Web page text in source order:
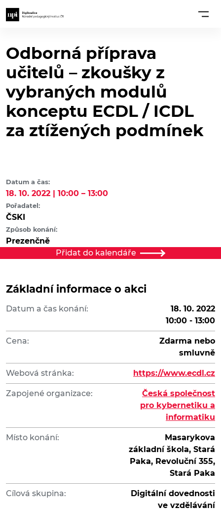
Odborná příprava
učitelů – zkoušky z
vybraných modulů
konceptu ECDL / ICDL
za ztížených podmínek
Datum a čas:
18. 10. 2022 | 10:00 – 13:00
Pořadatel:
ČSKI
Způsob konání:
Prezenčně
Přidat do kalendáře
Základní informace o akci
Datum a čas konání:
18. 10. 2022
10:00 - 13:00
Cena:
Zdarma nebo
smluvně
Webová stránka: https://www.ecdl.cz
Zapojené organizace:
Česká společnost
pro kybernetiku a
informatiku
Místo konání:
Masarykova
základní škola, Stará
Paka, Revoluční 355,
Stará Paka
Cílová skupina:
Digitální dovednosti
ve vzdělávání